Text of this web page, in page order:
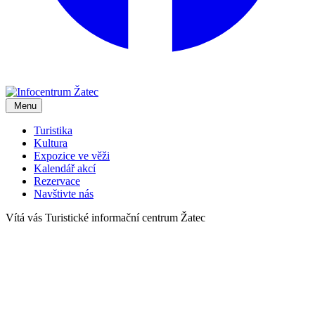
Menu
Turistika
Kultura
Expozice ve věži
Kalendář akcí
Rezervace
Navštivte nás
Vítá vás Turistické informační centrum Žatec